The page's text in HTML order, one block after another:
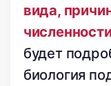
вида,
будет
биология